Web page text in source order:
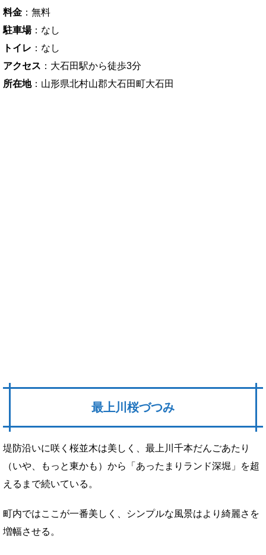
料金 ：無料
駐車場：なし
トイレ ：なし
アクセス ：大石田駅から徒歩3分
所在地：山形県北村山郡大石田町大石田
最上川桜づつみ
堤防沿いに咲く桜並木は美しく、最上川千本だんごあたり
（いや、もっと東かも）から「あったまりランド深堀」を超
えるまで続いている。
町内ではここが一番美しく、シンプルな風景はより綺麗さを
増幅させる。